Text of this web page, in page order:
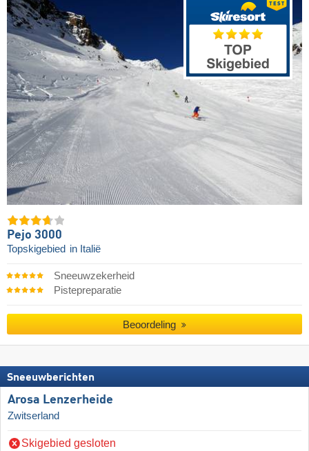
Pejo 3000
Topskigebied in Italië
Sneeuwzekerheid
Pistepreparatie
Beoordeling
Sneeuwberichten
Arosa Lenzerheide
Zwitserland
Skigebied gesloten